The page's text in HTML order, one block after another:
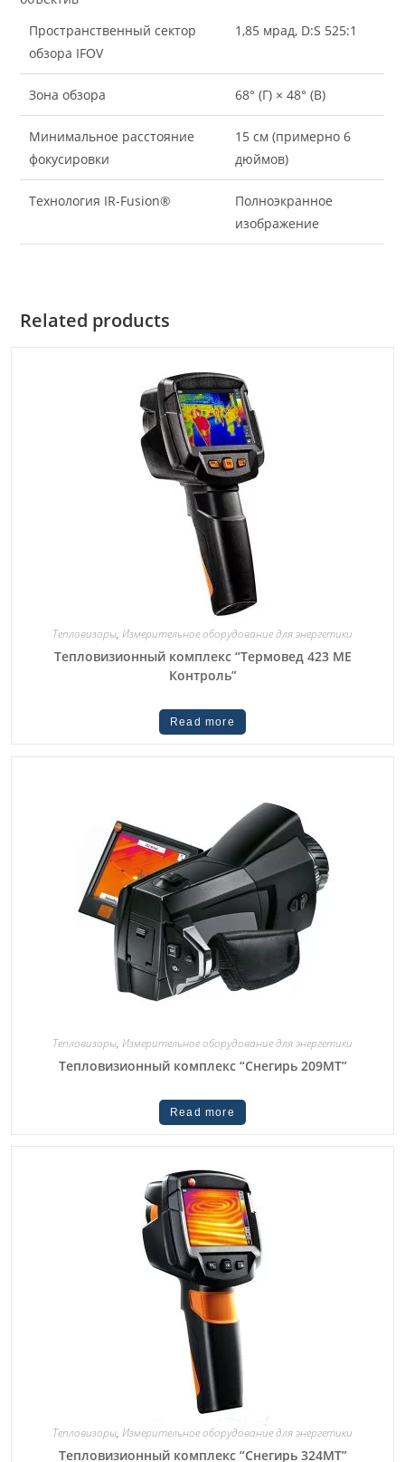
Пространственный сектор
обзора IFOV
1,85 мрад, D:S 525:1
Зона обзора 68° (Г) × 48° (В)
Минимальное расстояние
фокусировки
15 см (примерно 6
дюймов)
Технология IR-Fusion®
Полноэкранное
изображение
Related products
Тепловизоры, Измерительное оборудование для энергетики
Тепловизионный комплекс “Термовед 423 ME
Контроль”
Read more
Тепловизоры, Измерительное оборудование для энергетики
Тепловизионный комплекс “Снегирь 209МТ”
Read more
Тепловизоры, Измерительное оборудование для энергетики
Тепловизионный комплекс “Снегирь 324МТ”